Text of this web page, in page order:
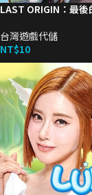
LAST ORIGIN：最
台灣遊戲代儲
NT$10